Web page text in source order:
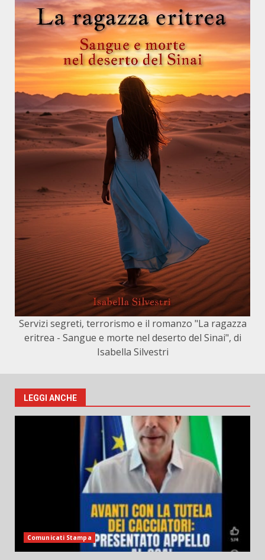
Servizi segreti, terrorismo e il romanzo "La ragazza
eritrea - Sangue e morte nel deserto del Sinai", di
Isabella Silvestri
LEGGI ANCHE
Comunicati Stampa